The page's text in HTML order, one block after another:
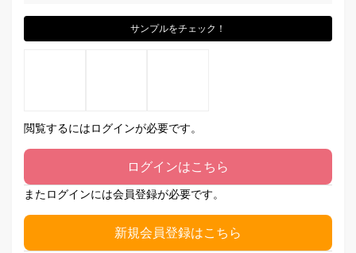
サンプルをチェック！
閲覧するにはログインが必要です。
ログインはこちら
またログインには会員登録が必要です。
新規会員登録はこちら